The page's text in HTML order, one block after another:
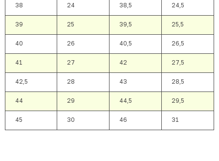
38 24 38,5 24,5
39 25 39,5 25,5
40 26 40,5 26,5
41 27 42 27,5
42,5 28 43 28,5
44 29 44,5 29,5
45 30 46 31